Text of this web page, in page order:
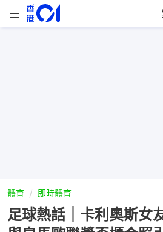
體育 即時體育
足球熱話｜卡利奧斯女